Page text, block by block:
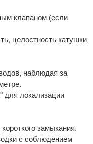
клапаном (если
целостность катушки
наблюдая за
для локализации
замыкания.
с соблюдением